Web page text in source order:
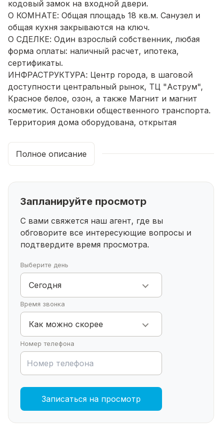
кодовый замок на входной двери.
О КОМНАТЕ: Общая площадь 18 кв.м. Санузел и
общая кухня закрываются на ключ.
О СДЕЛКЕ: Один взрослый собственник, любая
форма оплаты: наличный расчет, ипотека,
сертификаты.
ИНФРАСТРУКТУРА: Центр города, в шаговой
доступности центральный рынок, ТЦ "Аструм",
Красное белое, озон, а также Магнит и магнит
косметик. Остановки общественного транспорта.
Территория дома оборудована, открытая
Успейте записаться на просмотр, звоните прямо
сейчас!
Полное описание
Запланируйте просмотр
С вами свяжется наш агент, где вы
обговорите все интересующие вопросы и
подтвердите время просмотра.
Выберите день
Сегодня
Время звонка
Как можно скорее
Номер телефона
Записаться на просмотр